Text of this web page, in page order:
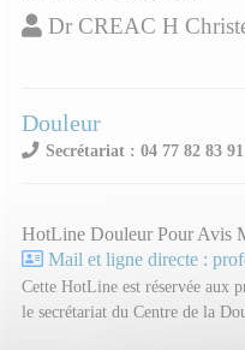
Dr CREAC H
Douleur
Secrétariat : 04 77 82 83 91
HotLine Douleur Pour Avis
Mail et ligne directe :
Cette HotLine est réservée aux
le secrétariat du Centre de la